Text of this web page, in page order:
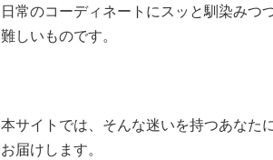
日常のコーディネートにスッと馴染みつ
難しいものです。
本サイトでは、そんな迷いを持つあなた
お届けします。